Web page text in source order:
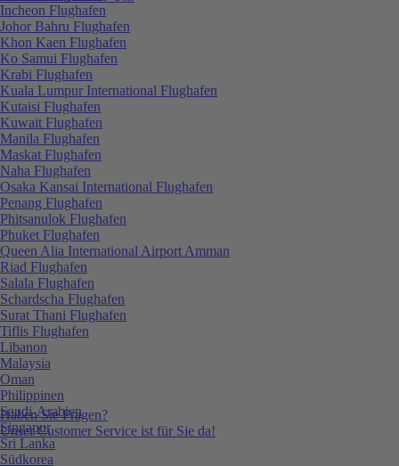
Haben Sie Fragen?
Unser Customer Service ist für Sie da!
Incheon Flughafen
Johor Bahru Flughafen
Khon Kaen Flughafen
Ko Samui Flughafen
Krabi Flughafen
Kuala Lumpur International Flughafen
Kutaisi Flughafen
Kuwait Flughafen
Manila Flughafen
Maskat Flughafen
Naha Flughafen
Osaka Kansai International Flughafen
Penang Flughafen
Phitsanulok Flughafen
Phuket Flughafen
Queen Alia International Airport Amman
Riad Flughafen
Salala Flughafen
Schardscha Flughafen
Surat Thani Flughafen
Tiflis Flughafen
Libanon
Malaysia
Oman
Philippinen
Saudi-Arabien
Singapur
Sri Lanka
Südkorea